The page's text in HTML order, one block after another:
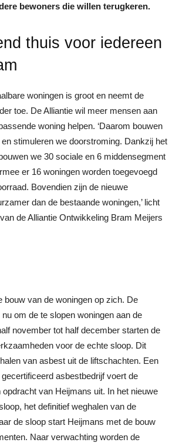
bewoners die willen terugkeren.
thuis voor iedereen
woningen is groot en neemt de
toe. De Alliantie wil meer mensen aan
woning helpen. ‘Daarom bouwen
stimuleren we doorstroming. Dankzij het
we 30 sociale en 6 middensegment
er 16 woningen worden toegevoegd
Bovendien zijn de nieuwe
dan de bestaande woningen,’ licht
de Alliantie Ontwikkeling Bram Meijers
bouw van de woningen op zich. De
om de te slopen woningen aan de
november tot half december starten de
voor de echte sloop. Dit
van asbest uit de liftschachten. Een
asbestbedrijf voert de
van Heijmans uit. In het nieuwe
het definitief weghalen van de
de sloop start Heijmans met de bouw
Naar verwachting worden de